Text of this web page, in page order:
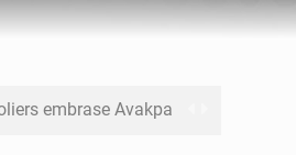
embrase Avakpa